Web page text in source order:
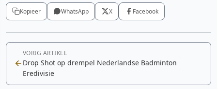
Kopieer WhatsApp X Facebook
VORIG ARTIKEL
Drop Shot op drempel Nederlandse Badminton
Eredivisie